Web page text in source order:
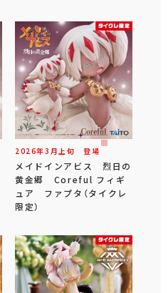
2026年3 月 上旬 登場
メイドインアビス 烈日の
黄金郷 Coreful フィギ
ュア ファプタ（タイクレ
限定）